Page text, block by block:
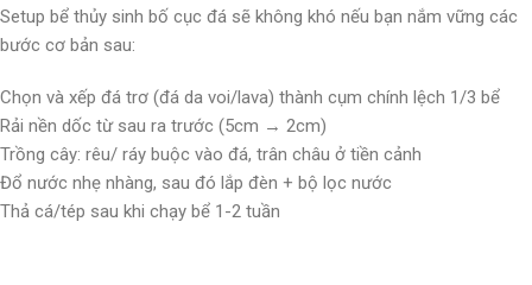
Setup bể thủy sinh bố cục đá sẽ không khó nếu bạn nắm vững các
bước cơ bản sau:
Chọn và xếp đá trơ (đá da voi/lava) thành cụm chính lệch 1/3 bể
Rải nền dốc từ sau ra trước (5cm → 2cm)
Trồng cây: rêu/ ráy buộc vào đá, trân châu ở tiền cảnh
Đổ nước nhẹ nhàng, sau đó lắp đèn + bộ lọc nước
Thả cá/tép sau khi chạy bể 1-2 tuần